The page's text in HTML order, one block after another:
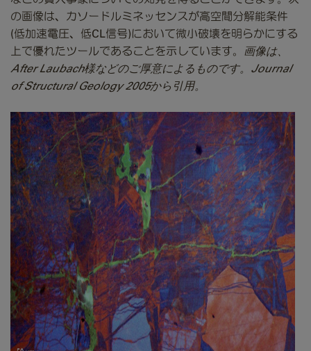
の画像は、カソードルミネッセンスが高空間分解能条件
(低加速電圧、低CL信号)において微小破壊を明らかにする
上で優れたツールであることを示しています。 画像は、
After Laubach様などのご厚意によるものです。Journal
of Structural Geology 2005から引用。